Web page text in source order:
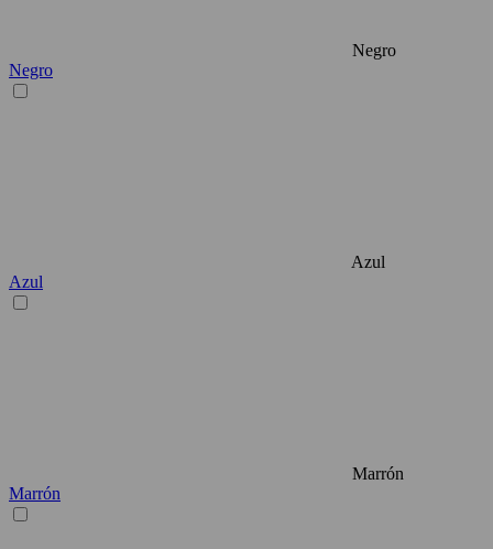
Negro
Negro
Azul
Azul
Marrón
Marrón